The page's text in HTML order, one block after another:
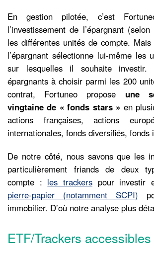
En gestion pilotée, c’est
l’investissement de l’épargnant
les différentes unités de compte.
l’épargnant sélectionne lui-même les
sur lesquelles il souhaite
épargnants à choisir parmi les 200
contrat, Fortuneo propose une
vingtaine de « fonds stars » en
actions françaises, actions
internationales, fonds diversifiés, fonds
De notre côté, nous savons que les
particulièrement friands de deux
compte : les trackers pour investir
pierre-papier (notamment SCPI)
immobilier. D’où notre analyse plus
ETF/Trackers accessibles